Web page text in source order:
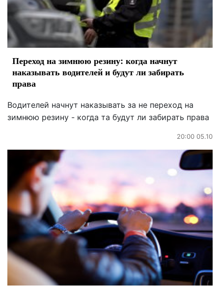
Переход на зимнюю резину: когда начнут
наказывать водителей и будут ли забирать
права
Водителей начнут наказывать за не переход на
зимнюю резину - когда та будут ли забирать права
20:00 05.10